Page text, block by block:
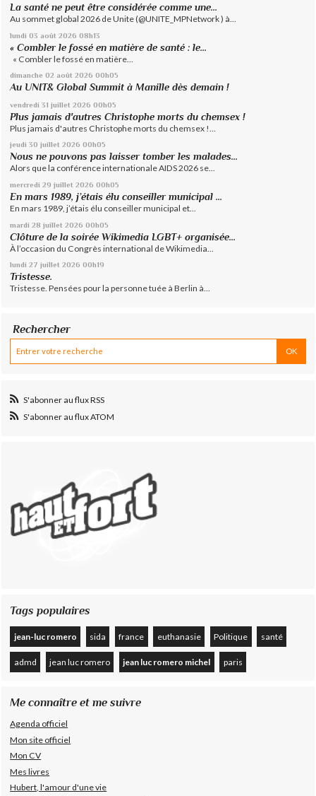
La santé ne peut être considérée comme une...
Au sommet global 2026 de Unite (@UNITE_MPNetwork ) à...
lundi 03 août 2026 08h13
« Combler le fossé en matière de santé : le...
« Combler le fossé en matière...
dimanche 02 août 2026 00h05
Au UNIT& Global Summit à Manille dès demain !
vendredi 31 juillet 2026 00h05
Plus jamais d'autres Christophe morts du chemsex !
Plus jamais d'autres Christophe morts du chemsex !...
jeudi 30 juillet 2026 00h05
Nous ne pouvons pas laisser tomber les malades...
Alors que la conférence internationale AIDS 2026 se...
mercredi 29 juillet 2026 00h05
En mars 1989, j’étais élu conseiller municipal ...
En mars 1989, j’étais élu conseiller municipal et...
mardi 28 juillet 2026 00h05
Clôture de la soirée Wikimedia LGBT+ organisée...
À l’occasion du Congrès international de Wikimedia...
lundi 27 juillet 2026 00h19
Tristesse.
Tristesse. Pensées pour la personne tuée à Berlin à...
Rechercher
S'abonner au flux RSS
S'abonner au flux ATOM
Tags populaires
jean-luc romero sida france euthanasie Politique santé
admd jean luc romero jean luc romero michel paris
Me connaître et me suivre
Agenda officiel
Mon site officiel
Mon CV
Mes livres
Hubert, l'amour d'une vie